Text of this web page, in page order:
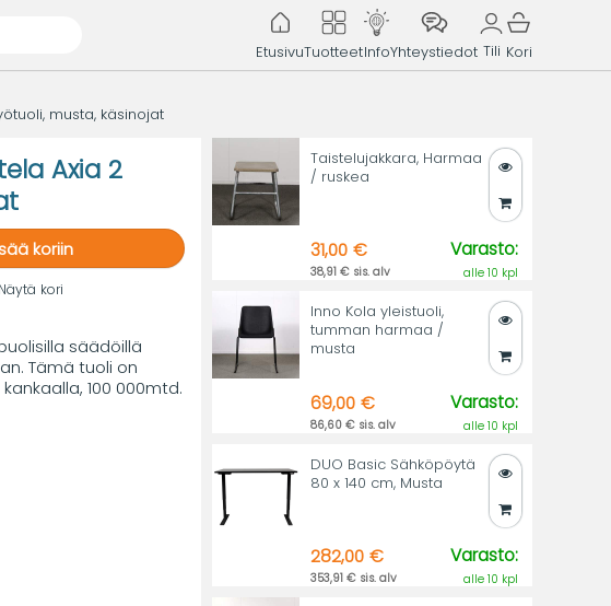
EtusivuTuotteetInfoYhteystiedot Tili Kori
musta, käsinojat
Axia 2
koriin
Näytä kori
säädöillä
Tämä tuoli on
100 000mtd.
Taistelujakkara, Harmaa
/ ruskea
31,00 €
38,91 € sis. alv
Varasto:
alle 10 kpl
Inno Kola yleistuoli,
tumman harmaa /
musta
69,00 €
86,60 € sis. alv
Varasto:
alle 10 kpl
DUO Basic Sähköpöytä
80 x 140 cm, Musta
282,00 €
353,91 € sis. alv
Varasto:
alle 10 kpl